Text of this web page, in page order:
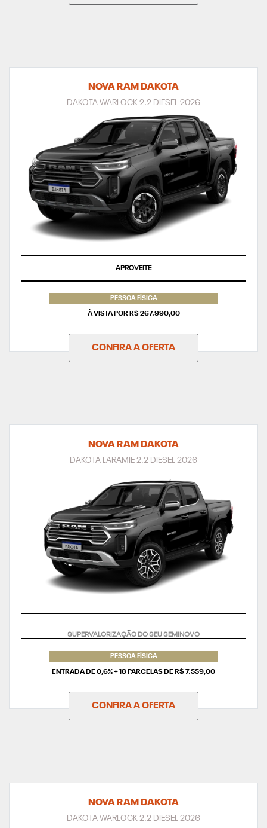
NOVA RAM DAKOTA
DAKOTA WARLOCK 2.2 DIESEL 2026
APROVEITE
PESSOA FÍSICA
À VISTA POR R$ 267.990,00
CONFIRA A OFERTA
NOVA RAM DAKOTA
DAKOTA LARAMIE 2.2 DIESEL 2026
PESSOA FÍSICA
ENTRADA DE 0,6% + 18 PARCELAS DE R$ 7.559,00
CONFIRA A OFERTA
NOVA RAM DAKOTA
DAKOTA WARLOCK 2.2 DIESEL 2026